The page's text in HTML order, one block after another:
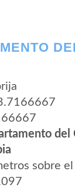
del
sobre el